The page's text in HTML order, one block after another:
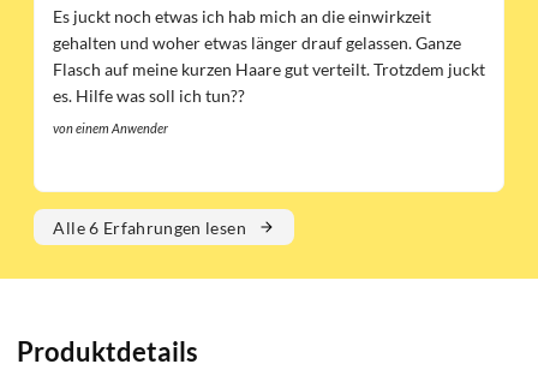
Es juckt noch etwas ich hab mich an die einwirkzeit
gehalten und woher etwas länger drauf gelassen. Ganze
Flasch auf meine kurzen Haare gut verteilt. Trotzdem juckt
es. Hilfe was soll ich tun??
von einem Anwender
Alle 6 Erfahrungen lesen
Produktdetails